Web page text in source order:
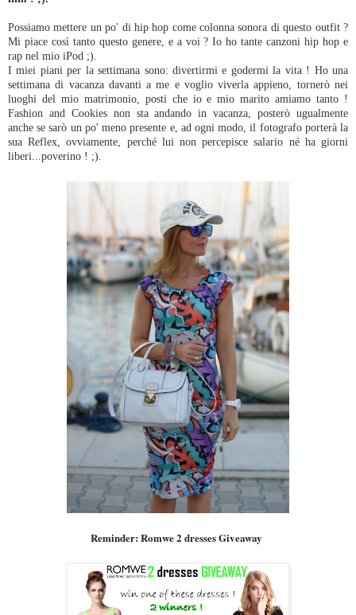
Possiamo mettere un po' di hip hop come colonna sonora di questo outfit ?
Mi piace così tanto questo genere, e a voi ? Io ho tante canzoni hip hop e
rap nel mio iPod ;).
I miei piani per la settimana sono: divertirmi e godermi la vita ! Ho una
settimana di vacanza davanti a me e voglio viverla appieno, tornerò nei
luoghi del mio matrimonio, posti che io e mio marito amiamo tanto !
Fashion and Cookies non sta andando in vacanza, posterò ugualmente
anche se sarò un po' meno presente e, ad ogni modo, il fotografo porterà la
sua Reflex, ovviamente, perché lui non percepisce salario né ha giorni
liberi...poverino ! ;).
Reminder: Romwe 2 dresses Giveaway